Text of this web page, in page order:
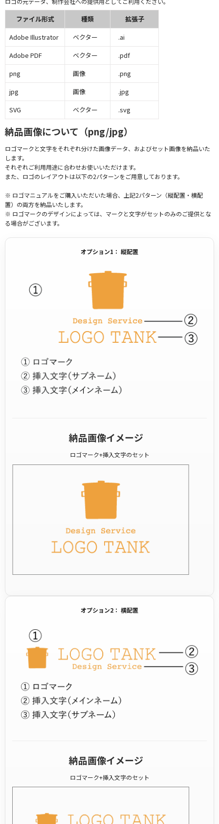
ファイル形式 種類
拡張子
Adobe Illustrator
ベクター
.ai
Adobe PDF
ベクター
.pdf
png
画像
.png
jpg
画像
.jpg
SVG
ベクター .svg
納品画像について（png/jpg）
ロゴマークと文字をそれぞれ分けた画像データ、およびセット画像を納品いた
します。
それぞれご利用用途に合わせお使いいただけます。
また、ロゴのレイアウトは以下の2パターンをご用意しております。
※ ロゴマニュアルをご購入いただいた場合、上記2パターン（縦配置・横配
置）の両方を納品いたします。
※ ロゴマークのデザインによっては、マークと文字がセットのみのご提供とな
る場合がございます。
オプション1： 縦配置
納品画像イメージ
ロゴマーク+挿入文字のセット
オプション2： 横配置
納品画像イメージ
ロゴマーク+挿入文字のセット